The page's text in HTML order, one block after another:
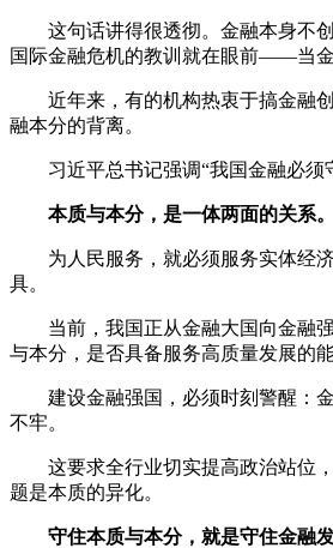
这句话讲得很透彻。金融本身不创
国际金融危机的教训就在眼前——当
近年来，有的机构热衷于搞金融创
融本分的背离。
习近平总书记强调“我国金融必须守
本质与本分，是一体两面的关系。
为人民服务，就必须服务实体经济
具。
当前，我国正从金融大国向金融强
与本分，是否具备服务高质量发展的
建设金融强国，必须时刻警醒：金
不牢。
这要求全行业切实提高政治站位，
题是本质的异化。
守住本质与本分，就是守住金融